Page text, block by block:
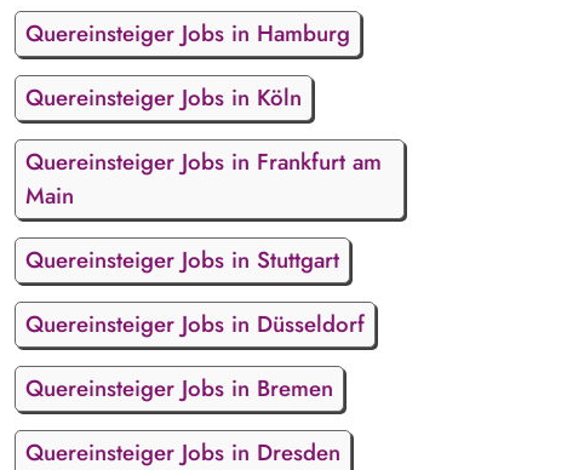
Quereinsteiger Jobs in Hamburg
Quereinsteiger Jobs in Köln
Quereinsteiger Jobs in Frankfurt am
Main
Quereinsteiger Jobs in Stuttgart
Quereinsteiger Jobs in Düsseldorf
Quereinsteiger Jobs in Bremen
Quereinsteiger Jobs in Dresden